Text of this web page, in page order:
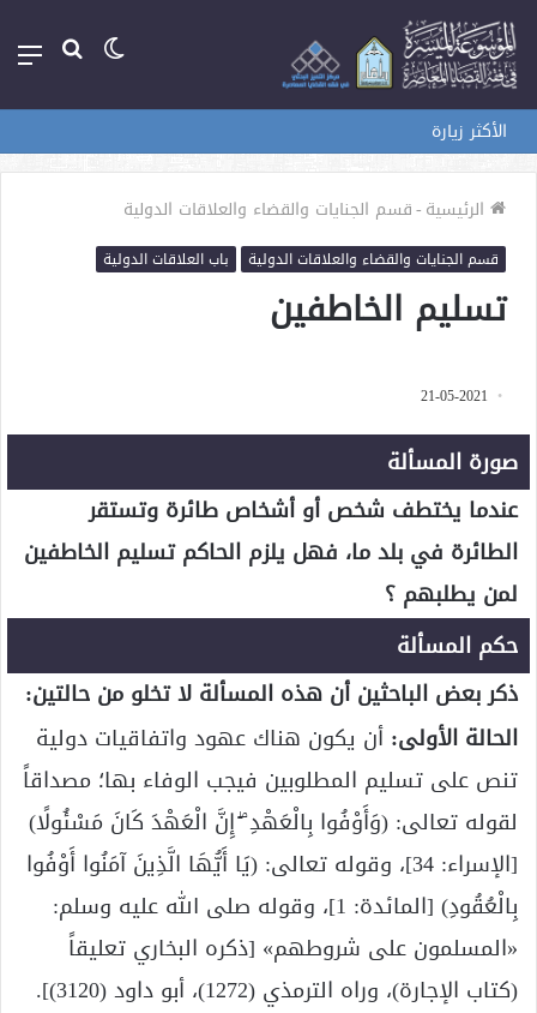
بحث الوضع
الأكثر زيارة
الرئيسية-قسم الجنايات والقضاء والعلاقات الدولية
قسم الجنايات والقضاء والعلاقات الدولية باب العلاقات الدولية
تسليم الخاطفين
21-05-2021
صورة المسألة
عندما يختطف شخص أو أشخاص طائرة وتستقر
الطائرة في بلد ما، فهل يلزم الحاكم تسليم الخاطفين
لمن يطلبهم ؟
حكم المسألة
ذكر بعض الباحثين أن هذه المسألة لا تخلو من حالتين:
الحالة الأولى: أن يكون هناك عهود واتفاقيات دولية
تنص على تسليم المطلوبين فيجب الوفاء بها؛ مصداقاً
لقوله تعالى: (وَأَوْفُوا بِالْعَهْدِ ۖ إِنَّ الْعَهْدَ كَانَ مَسْئُولًا)
[الإسراء: 34]، وقوله تعالى: (يَا أَيُّهَا الَّذِينَ آمَنُوا أَوْفُوا
بِالْعُقُودِ) [المائدة: 1]، وقوله صلى الله عليه وسلم:
«المسلمون على شروطهم» [ذكره البخاري تعليقاً
(كتاب الإجارة)، وراه الترمذي (1272)، أبو داود (3120)].